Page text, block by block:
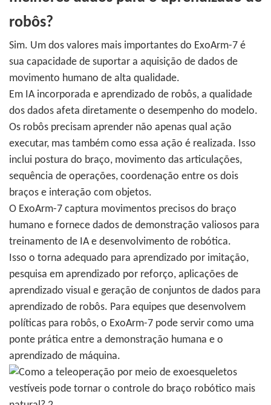
robôs?
Sim. Um dos valores mais importantes do ExoArm-7 é
sua capacidade de suportar a aquisição de dados de
movimento humano de alta qualidade.
Em IA incorporada e aprendizado de robôs, a qualidade
dos dados afeta diretamente o desempenho do modelo.
Os robôs precisam aprender não apenas qual ação
executar, mas também como essa ação é realizada. Isso
inclui postura do braço, movimento das articulações,
sequência de operações, coordenação entre os dois
braços e interação com objetos.
O ExoArm-7 captura movimentos precisos do braço
humano e fornece dados de demonstração valiosos para
treinamento de IA e desenvolvimento de robótica.
Isso o torna adequado para aprendizado por imitação,
pesquisa em aprendizado por reforço, aplicações de
aprendizado visual e geração de conjuntos de dados para
aprendizado de robôs. Para equipes que desenvolvem
políticas para robôs, o ExoArm-7 pode servir como uma
ponte prática entre a demonstração humana e o
aprendizado de máquina.